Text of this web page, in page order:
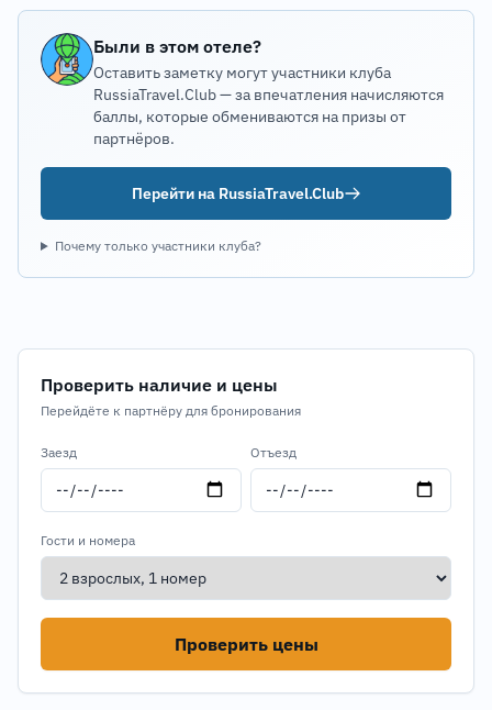
Были в этом отеле?
Оставить заметку могут участники клуба
RussiaTravel.Club — за впечатления начисляются
баллы, которые обмениваются на призы от
партнёров.
Перейти на RussiaTravel.Club
Почему только участники клуба?
Проверить наличие и цены
Перейдёте к партнёру для бронирования
Заезд Отъезд
Гости и номера
Проверить цены